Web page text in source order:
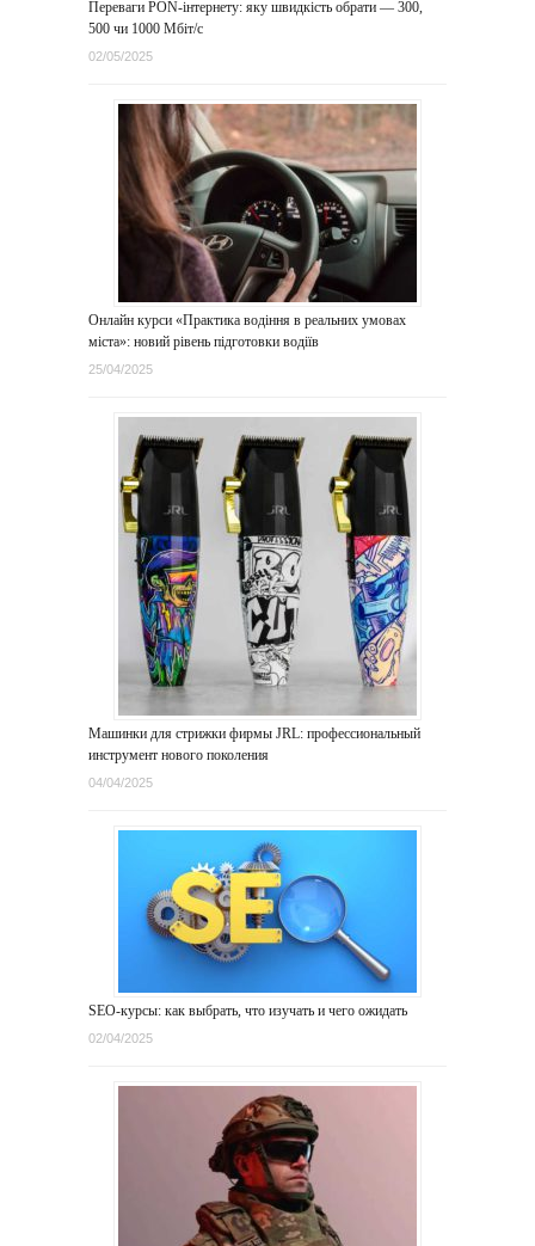
Переваги PON-інтернету: яку швидкість обрати — 300,
500 чи 1000 Мбіт/с
02/05/2025
Онлайн курси «Практика водіння в реальних умовах
міста»: новий рівень підготовки водіїв
25/04/2025
Машинки для стрижки фирмы JRL: профессиональный
инструмент нового поколения
04/04/2025
SEO-курсы: как выбрать, что изучать и чего ожидать
02/04/2025